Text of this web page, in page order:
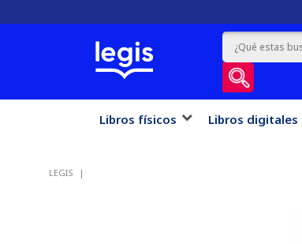
Libros físicos Libros digitales
LEGIS